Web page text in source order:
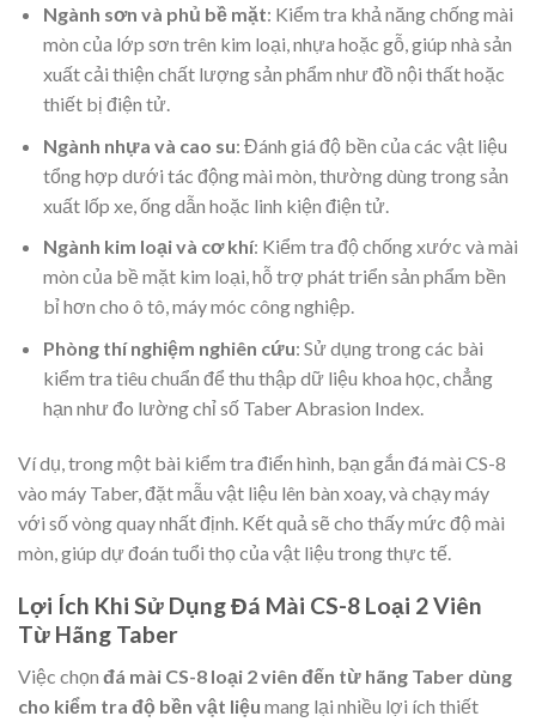
Ngành sơn và phủ bề mặt: Kiểm tra khả năng chống mài
mòn của lớp sơn trên kim loại, nhựa hoặc gỗ, giúp nhà sản
xuất cải thiện chất lượng sản phẩm như đồ nội thất hoặc
thiết bị điện tử.
Ngành nhựa và cao su: Đánh giá độ bền của các vật liệu
tổng hợp dưới tác động mài mòn, thường dùng trong sản
xuất lốp xe, ống dẫn hoặc linh kiện điện tử.
Ngành kim loại và cơ khí: Kiểm tra độ chống xước và mài
mòn của bề mặt kim loại, hỗ trợ phát triển sản phẩm bền
bỉ hơn cho ô tô, máy móc công nghiệp.
Phòng thí nghiệm nghiên cứu: Sử dụng trong các bài
kiểm tra tiêu chuẩn để thu thập dữ liệu khoa học, chẳng
hạn như đo lường chỉ số Taber Abrasion Index.
Ví dụ, trong một bài kiểm tra điển hình, bạn gắn đá mài CS-8
vào máy Taber, đặt mẫu vật liệu lên bàn xoay, và chạy máy
với số vòng quay nhất định. Kết quả sẽ cho thấy mức độ mài
mòn, giúp dự đoán tuổi thọ của vật liệu trong thực tế.
Lợi Ích Khi Sử Dụng Đá Mài CS-8 Loại 2 Viên
Từ Hãng Taber
Việc chọn đá mài CS-8 loại 2 viên đến từ hãng Taber dùng
cho kiểm tra độ bền vật liệu mang lại nhiều lợi ích thiết